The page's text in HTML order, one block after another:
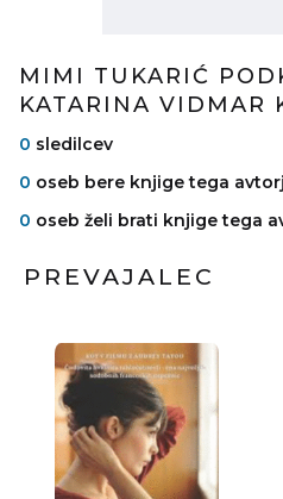
MIMI TUKARIĆ
KATARINA VIDMAR
0 sledilcev
0 oseb bere knjige tega
0 oseb želi brati knjige tega
PREVAJALEC